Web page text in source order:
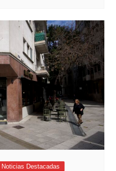
Noticias Destacadas